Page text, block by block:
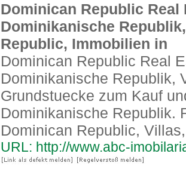
Dominican Republic Real
Dominikanische
Republic, Immobilien in
Dominican Republic Real
Dominikanische Republik,
Grundstuecke zum Kauf
Dominikanische Republik.
Dominican Republic,
URL: http://www.abc-